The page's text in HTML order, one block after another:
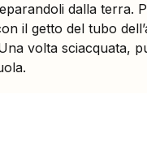
dalla terra.
il getto del tubo
volta sciacquata,